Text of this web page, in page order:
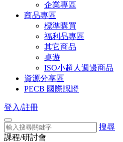
企業專區
商品專區
標準購買
福利品專區
其它商品
桌遊
ISO小超人週邊商品
資源分享區
PECB 國際認證
登入/註冊
搜尋
課程/研討會